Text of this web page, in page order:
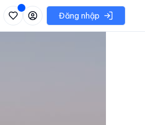
vực có thể chọnĐăng nhập